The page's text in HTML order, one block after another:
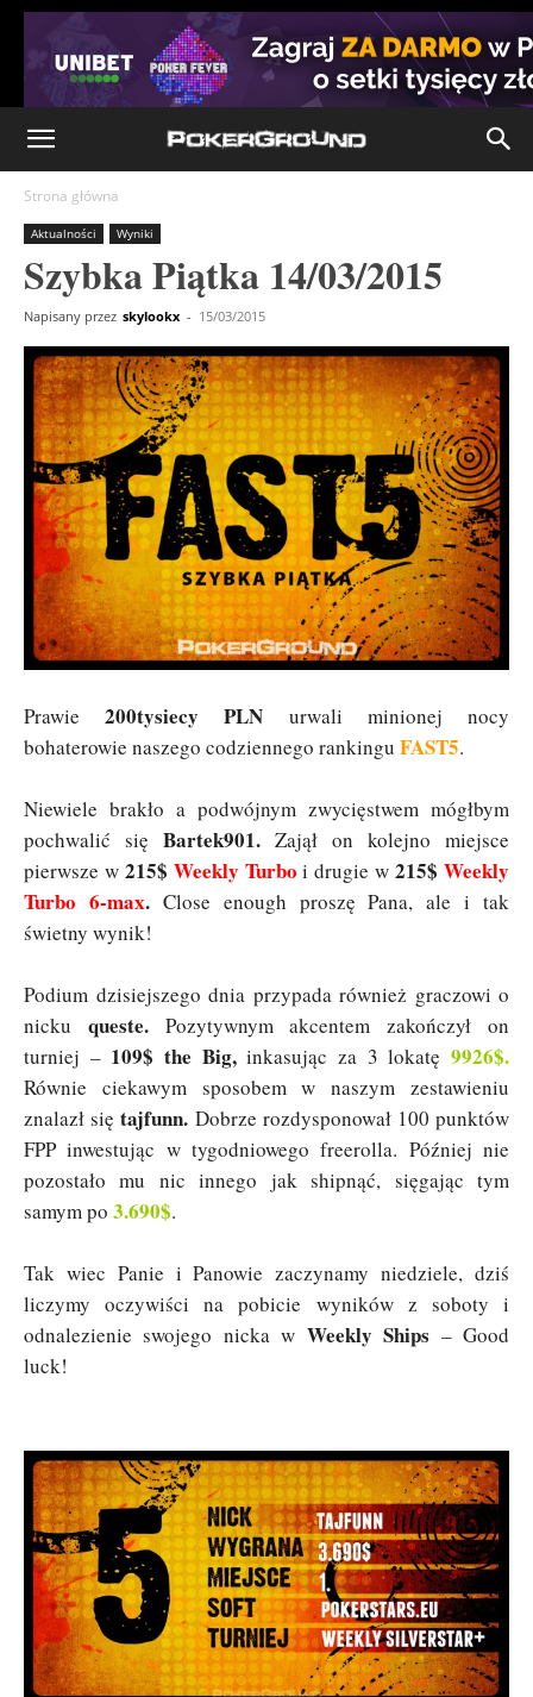
Strona główna
Aktualności Wyniki
Szybka Piątka 14/03/2015
Napisany przez skylookx - 15/03/2015
Prawie200tysiecy PLN urwali minionej nocy
bohaterowie naszego codziennego rankingu FAST5.
Niewiele brakło a podwójnym zwycięstwem mógłbym
pochwalić się Bartek901. Zajął on kolejno miejsce
pierwsze w 215$ Weekly Turboi drugie w215$Weekly
Turbo 6-max.Close enough proszę Pana, ale i tak
świetny wynik!
Podium dzisiejszego dnia przypada również graczowi o
nicku queste.Pozytywnym akcentem zakończył on
turniej – 109$ the Big,inkasując za 3 lokatę 9926$.
Równie ciekawym sposobem w naszym zestawieniu
znalazł siętajfunn. Dobrze rozdysponował 100 punktów
FPP inwestując w tygodniowego freerolla. Później nie
pozostało mu nic innego jak shipnąć, sięgając tym
samym po 3.690$.
Tak wiec Panie i Panowie zaczynamy niedziele, dziś
liczymy oczywiści na pobicie wyników z soboty i
odnalezienie swojego nicka w Weekly Ships – Good
luck!